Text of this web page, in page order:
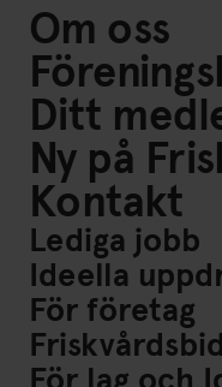
Om oss
Ditt
Ny på
Kontakt
Lediga jobb
Ideella
För företag